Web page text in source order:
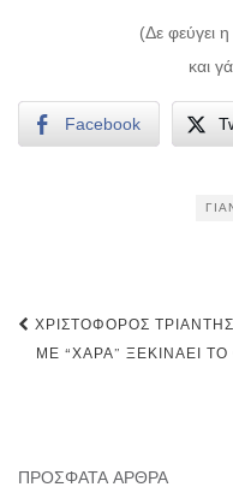
(Δε φεύγει
και
Facebook
Post
navigation
ΧΡΙΣΤΌΦΟΡΟΣ
ΜΕ “ΧΑΡΆ” ΞΕΚΙΝΆΕΙ
ΠΡΌΣΦΑΤΑ ΆΡΘΡΑ